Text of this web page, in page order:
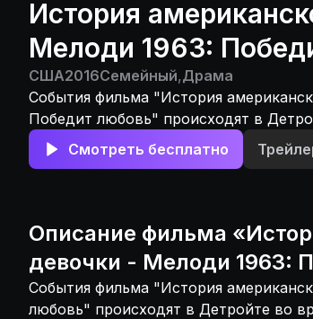
История
Мелоди 1963:
США2016Семейный,Драма
События фильма "История
Победит любовь" происходят в
гражданские права в США. Благодаря
креативности, девочка остаётся
восстановить свою веру в лучшее
Смотреть бесплатно
Описание фильма «
девочки - Мелоди 1963:
События фильма "История
любовь" происходят в Детройте во